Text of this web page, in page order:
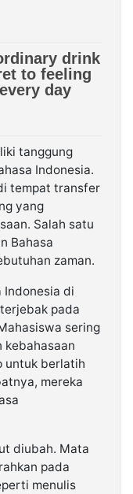
tanggung
Indonesia.
tempat transfer
yang
Salah satu
Bahasa
zaman.
Indonesia di
pada
sering
kebahasaan
untuk berlatih
mereka
diubah. Mata
pada
menulis